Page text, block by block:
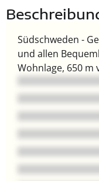
Südschweden -
und allen
Wohnlage, 650 m